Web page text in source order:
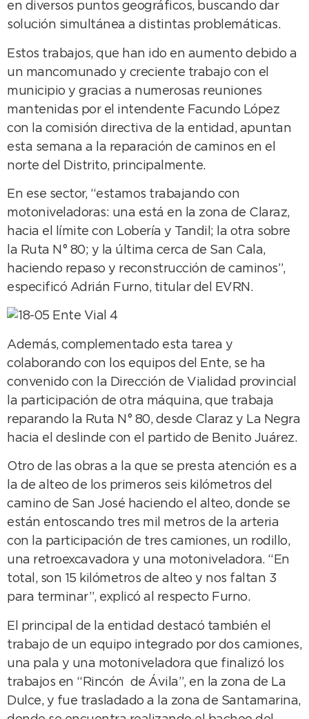
en diversos puntos geográficos, buscando dar
solución simultánea a distintas problemáticas.
Estos trabajos, que han ido en aumento debido a
un mancomunado y creciente trabajo con el
municipio y gracias a numerosas reuniones
mantenidas por el intendente Facundo López
con la comisión directiva de la entidad, apuntan
esta semana a la reparación de caminos en el
norte del Distrito, principalmente.
En ese sector, “estamos trabajando con
motoniveladoras: una está en la zona de Claraz,
hacia el límite con Lobería y Tandil; la otra sobre
la Ruta N° 80; y la última cerca de San Cala,
haciendo repaso y reconstrucción de caminos”,
especificó Adrián Furno, titular del EVRN.
Además, complementado esta tarea y
colaborando con los equipos del Ente, se ha
convenido con la Dirección de Vialidad provincial
la participación de otra máquina, que trabaja
reparando la Ruta N° 80, desde Claraz y La Negra
hacia el deslinde con el partido de Benito Juárez.
Otro de las obras a la que se presta atención es a
la de alteo de los primeros seis kilómetros del
camino de San José haciendo el alteo, donde se
están entoscando tres mil metros de la arteria
con la participación de tres camiones, un rodillo,
una retroexcavadora y una motoniveladora. “En
total, son 15 kilómetros de alteo y nos faltan 3
para terminar”, explicó al respecto Furno.
El principal de la entidad destacó también el
trabajo de un equipo integrado por dos camiones,
una pala y una motoniveladora que finalizó los
trabajos en “Rincón de Ávila”, en la zona de La
Dulce, y fue trasladado a la zona de Santamarina,